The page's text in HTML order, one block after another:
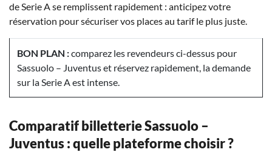
de Serie A se remplissent rapidement : anticipez votre
réservation pour sécuriser vos places au tarif le plus juste.
BON PLAN :comparez les revendeurs ci-dessus pour
Sassuolo – Juventus et réservez rapidement, la demande
sur la Serie A est intense.
Comparatif billetterie Sassuolo –
Juventus : quelle plateforme choisir ?